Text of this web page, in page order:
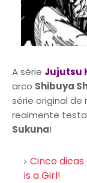
A série Jujutsu
arco Shibuya
série original
realmente
Sukuna!
Cinco
is a Girl!